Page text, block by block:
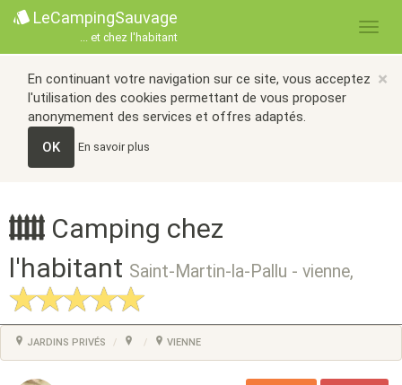
LeCampingSauvage
... et chez l'habitant
×
En continuant votre navigation sur ce site, vous acceptez
l'utilisation des cookies permettant de vous proposer
anonymement des services et offres adaptés.
OK
En savoir plus
Camping chez
l'habitant Saint-Martin-la-Pallu - vienne,
JARDINS PRIVÉS VIENNE